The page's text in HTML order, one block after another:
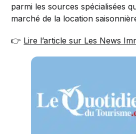
parmi les sources spécialisées
marché de la location
👉 Lire l’article sur Les News